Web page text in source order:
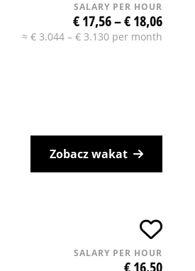
SALARY PER HOUR
€ 17,56 – € 18,06
≈ € 3.044 – € 3.130 per month
Zobacz wakat
SALARY PER HOUR
€ 16,50